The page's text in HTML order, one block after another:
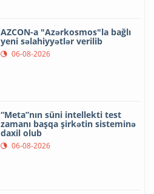
AZCON-a "Azərkosmos"la bağlı
yeni səlahiyyətlər verilib
06-08-2026
“Meta”nın süni intellekti test
zamanı başqa şirkətin sisteminə
daxil olub
06-08-2026